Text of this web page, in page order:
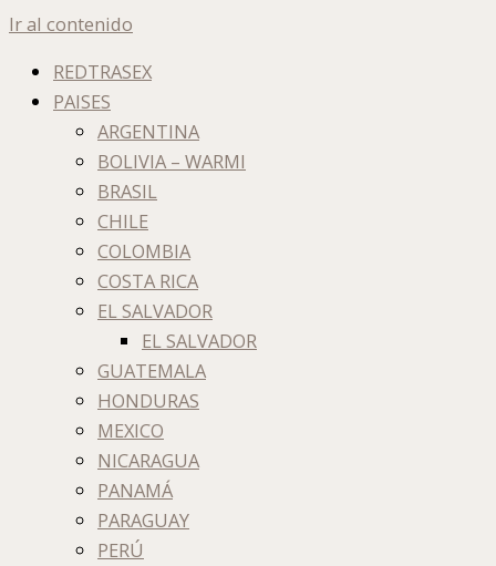
Ir al contenido
REDTRASEX
PAISES
ARGENTINA
BOLIVIA – WARMI
BRASIL
CHILE
COLOMBIA
COSTA RICA
EL SALVADOR
EL SALVADOR
GUATEMALA
HONDURAS
MEXICO
NICARAGUA
PANAMÁ
PARAGUAY
PERÚ